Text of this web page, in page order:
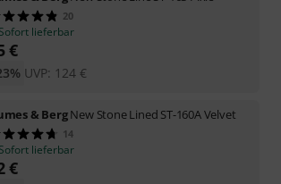
20
Sofort lieferbar
€
UVP: 124 €
& BergNew Stone Lined ST-160A Velvet
14
Sofort lieferbar
€